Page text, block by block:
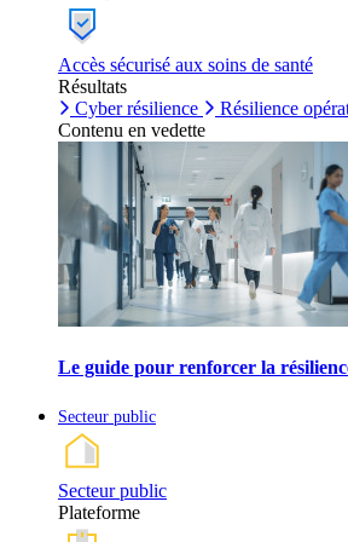
Accès sécurisé aux soins de santé
Résultats
Cyber résilience
Résilience
Contenu en vedette
Le guide pour renforcer la
Secteur public
Secteur public
Plateforme